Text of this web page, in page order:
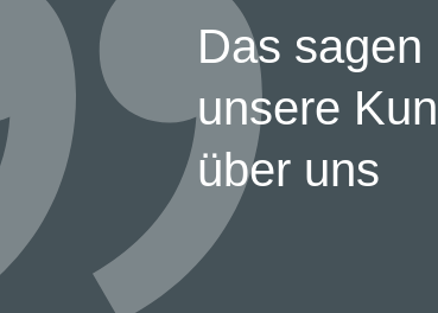
Das sagen
unsere
über uns